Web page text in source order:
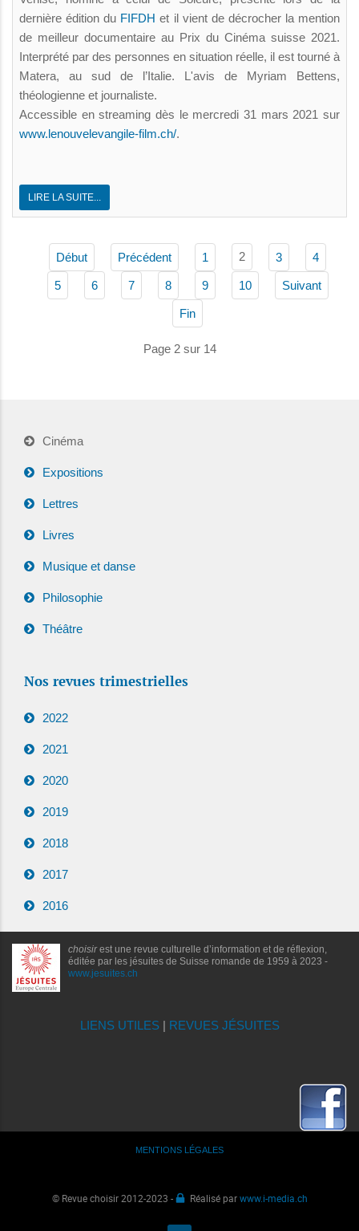
dernière édition du FIFDHet il vient de décrocher la mention
de meilleur documentaire au Prix du Cinéma suisse 2021.
Interprété par des personnes en situation réelle, il est tourné à
Matera, au sud de l’Italie. L'avis de Myriam Bettens,
théologienne et journaliste.
Accessible en streaming dès le mercredi 31 mars 2021 sur
www.lenouvelevangile-film.ch/.
LIRE LA SUITE...
Début Précédent 1 2 3 4
5 6 7 8 9 10 Suivant
Fin
Page 2 sur 14
Cinéma
Expositions
Lettres
Livres
Musique et danse
Philosophie
Théâtre
Nos revues trimestrielles
2022
2021
2020
2019
2018
2017
2016
choisirest une revue culturelle d’information et de réflexion,
éditée par les jésuites de Suisse romande de 1959 à 2023 -
www.jesuites.ch
LIENS UTILES| REVUES JÉSUITES
MENTIONS LÉGALES
© Revue choisir 2012-2023 - Réalisé parwww.i-media.ch